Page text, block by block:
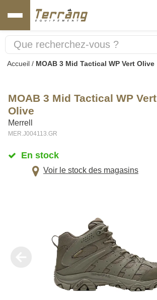
Accueil / MOAB 3 Mid Tactical WP Vert Olive
MOAB 3 Mid Tactical WP Vert
Olive
Merrell
MER.J004113.GR
En stock
Voir le stock des magasins